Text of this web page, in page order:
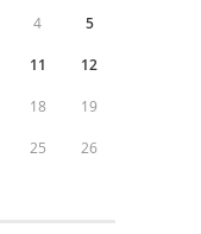
4 5
11 12
18 19
25 26